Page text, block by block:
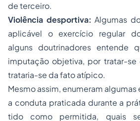
de terceiro.
Violência desportiva: Algumas
aplicável o exercício regular
alguns doutrinadores entende
imputação objetiva, por tratar-
trataria-se da fato atípico.
Mesmo assim, enumeram
a conduta praticada durante a
tido como permitida, quais